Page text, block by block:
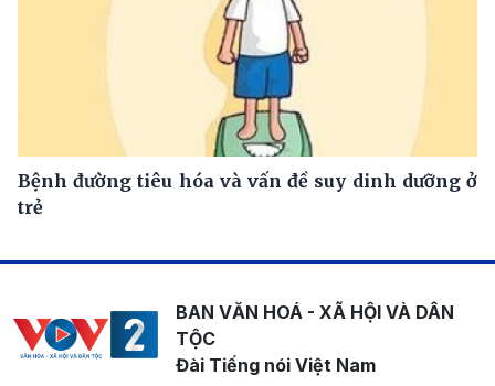
Bệnh đường tiêu hóa và vấn đề suy dinh dưỡng ở
trẻ
BAN VĂN HOÁ - XÃ HỘI VÀ DÂN
TỘC
Đài Tiếng nói Việt Nam